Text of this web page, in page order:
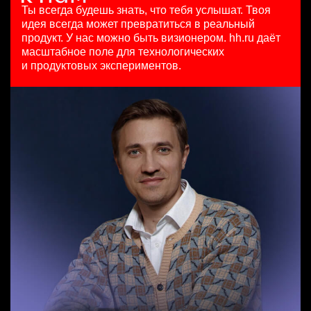
4 авг. 2026
150000 ₽
Санкт-Петербург
HeadHunter::Коммерческий департамент
Ташкент
Менеджер по продажам в сегменте малого и среднего
бизнеса
HeadHunter::Телефонные продажи
29 июл. 2026
з/п не указана
Москва
Бренд-менеджер b2c
HeadHunter::Департамент маркетинга
вчера
з/п не указана
Москва
Ты всегда будешь знать, что тебя услышат. Твоя
идея всегда может превратиться в реальный
продукт. У нас можно быть визионером. hh.ru даёт
масштабное поле для технологических
и продуктовых экспериментов.